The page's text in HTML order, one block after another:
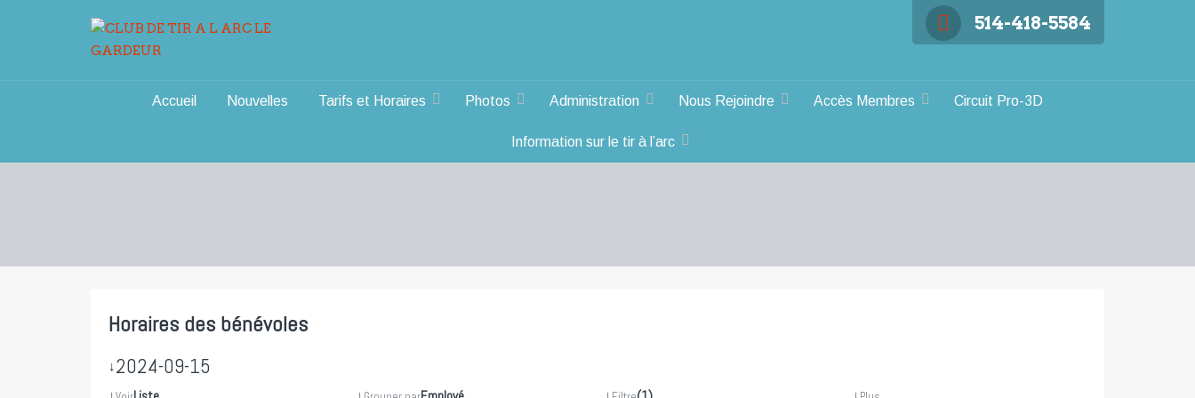
514-418-5584
Accueil Nouvelles Tarifs et Horaires Photos Administration Nous Rejoindre Accès Membres Circuit Pro-3D
Information sur le tir à l’arc
Horaires des bénévoles
↓2024-09-15